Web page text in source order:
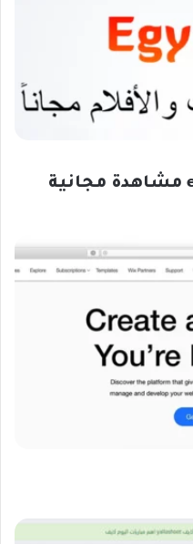
موقع ايجي بست egybest مشاهدة مجانية